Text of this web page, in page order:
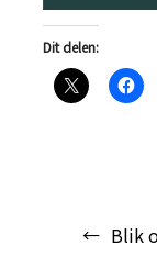
Dit delen:
navigatie
Blik